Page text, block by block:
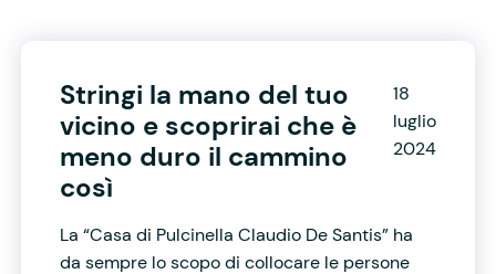
Stringi la mano del tuo
vicino e scoprirai che è
meno duro il cammino
così
18
luglio
2024
La “Casa di Pulcinella Claudio De Santis” ha
da sempre lo scopo di collocare le persone